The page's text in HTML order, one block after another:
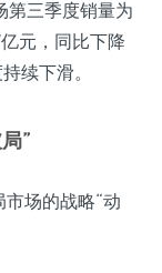
第三季度销量为
元，同比下降
续下滑。
”
场的战略“动